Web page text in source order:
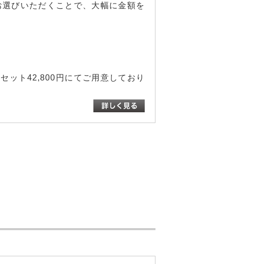
びいただくことで、大幅に金額を
ット42,800円にてご用意しており